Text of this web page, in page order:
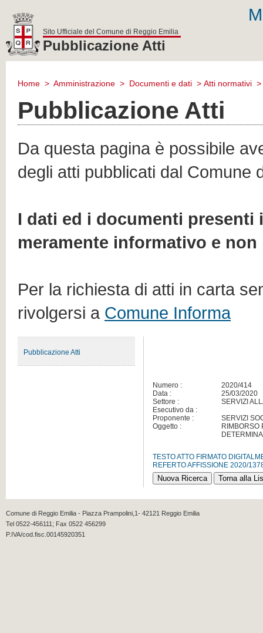
reggio
Sito Ufficiale del Comune di Reggio Emilia
Pubblicazione Atti
Home > Amministrazione > Documenti e dati > Atti normativi >
Pubblicazione Atti
Da questa pagina è possibile
degli atti pubblicati dal Comune
I dati ed i documenti presenti
meramente informativo e
Per la richiesta di atti in carta
rivolgersi a Comune Informa
Numero :
2020/414
Data :
25/03/2020
Settore :
SERVIZI
Esecutivo da :
Proponente :
SERVIZI
Oggetto :
RIMBORSO
TESTO ATTO FIRMATO
REFERTO AFFISSIONE 2020/
Pubblicazione Atti
Comune di Reggio Emilia - Piazza Prampolini,1- 42121 Reggio Emilia
Tel 0522-456111; Fax 0522 456299
P.IVA/cod.fisc.00145920351